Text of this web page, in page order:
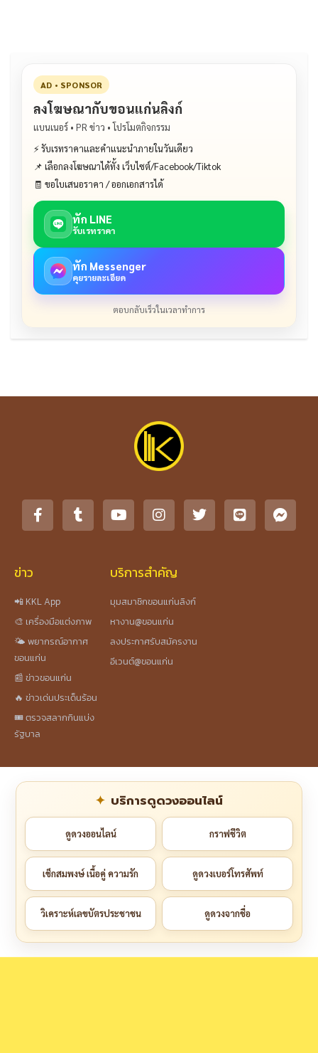
AD • SPONSOR
ลงโฆษณากับขอนแก่นลิงก์
แบนเนอร์ • PR ข่าว • โปรโมตกิจกรรม
⚡ รับเรทราคาและคำแนะนำภายในวันเดียว
📌 เลือกลงโฆษณาได้ทั้ง เว็บไซต์/Facebook/Tiktok
🧾 ขอใบเสนอราคา / ออกเอกสารได้
ทัก LINE
รับเรทราคา
ทัก Messenger
คุยรายละเอียด
ตอบกลับเร็วในเวลาทำการ
ข่าว
📲 KKL App
🎨 เครื่องมือแต่งภาพ
🌤️ พยากรณ์อากาศ
ขอนแก่น
📰 ข่าวขอนแก่น
🔥 ข่าวเด่นประเด็นร้อน
🎟️ ตรวจสลากกินแบ่ง
รัฐบาล
บริการสำคัญ
มุมสมาชิกขอนแก่นลิงก์
หางาน@ขอนแก่น
ลงประกาศรับสมัครงาน
อีเวนต์@ขอนแก่น
บริการดูดวงออนไลน์
ดูดวงออนไลน์ กราฟชีวิต
เช็กสมพงษ์ เนื้อคู่ ความรัก ดูดวงเบอร์โทรศัพท์
วิเคราะห์เลขบัตรประชาชน ดูดวงจากชื่อ